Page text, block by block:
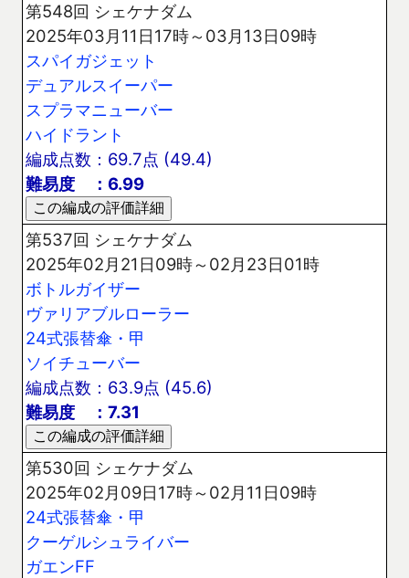
第548回 シェケナダム
2025年03月11日17時～03月13日09時
スパイガジェット
デュアルスイーパー
スプラマニューバー
ハイドラント
編成点数：69.7点 (49.4)
難易度 ：6.99
第537回 シェケナダム
2025年02月21日09時～02月23日01時
ボトルガイザー
ヴァリアブルローラー
24式張替傘・甲
ソイチューバー
編成点数：63.9点 (45.6)
難易度 ：7.31
第530回 シェケナダム
2025年02月09日17時～02月11日09時
24式張替傘・甲
クーゲルシュライバー
ガエンFF